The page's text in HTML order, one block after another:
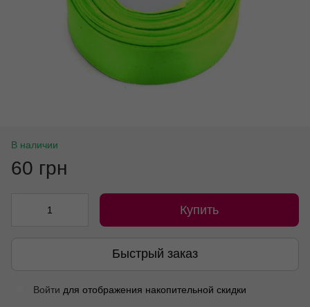
В наличии
60 грн
Купить
Быстрый заказ
Войти для отображения накопительной скидки